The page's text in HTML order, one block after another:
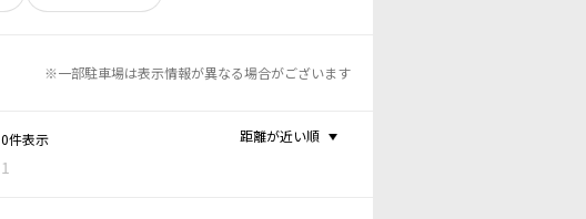
※一部駐車場は表示情報が異なる場合がございます
0件表示
1
距離が近い順